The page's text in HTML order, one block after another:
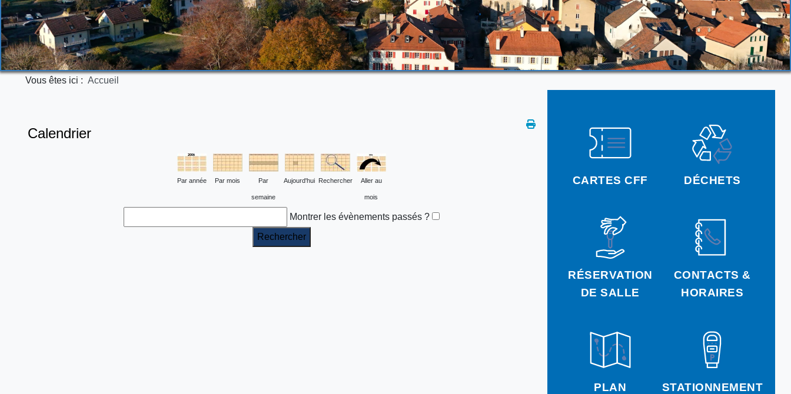
Vous êtes ici : Accueil
CARTES CFF DÉCHETS
RÉSERVATION
DE SALLE
CONTACTS &
HORAIRES
PLAN STATIONNEMENT
Calendrier
Par année Par mois Par
semaine
Aujourd'hui Rechercher Aller au
mois
Montrer les évènements passés ?